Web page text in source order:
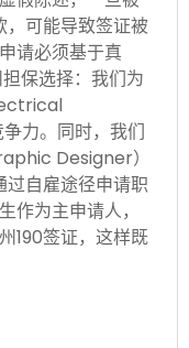
可能导致签证被
请必须基于真
保选择：我们为
力。同时，我们
Designer）
过自雇途径申请职
作为主申请人，
190签证，这样既